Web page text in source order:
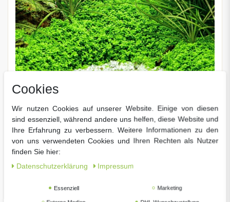
Micranthemum callitrichoides 'Cuba', Tropica 1-2
Grow, in Vitro Wasserpflanze
99 € *
Cookies
Wir nutzen Cookies auf unserer Website. Einige von diesen
sind essenziell, während andere uns helfen, diese Website und
Ihre Erfahrung zu verbessern. Weitere Informationen zu den
von uns verwendeten Cookies und Ihren Rechten als Nutzer
finden Sie hier:
Daten­schutz­erklärung
Impressum
Essenziell Marketing